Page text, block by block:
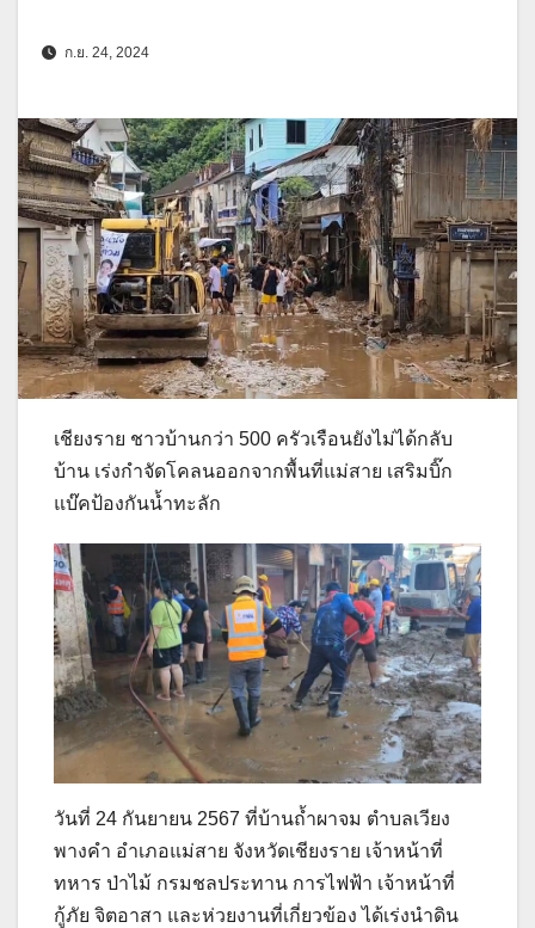
ก.ย. 24, 2024
เชียงราย ชาวบ้านกว่า 500 ครัวเรือนยังไม่ได้กลับ
บ้าน เร่งกำจัดโคลนออกจากพื้นที่แม่สาย เสริมบิ๊ก
แบ๊คป้องกันน้ำทะลัก
วันที่ 24 กันยายน 2567 ที่บ้านถ้ำผาจม ตำบลเวียง
พางคำ อำเภอแม่สาย จังหวัดเชียงราย เจ้าหน้าที่
ทหาร ป่าไม้ กรมชลประทาน การไฟฟ้า เจ้าหน้าที่
กู้ภัย จิตอาสา และห่วยงานที่เกี่ยวข้อง ได้เร่งนำดิน